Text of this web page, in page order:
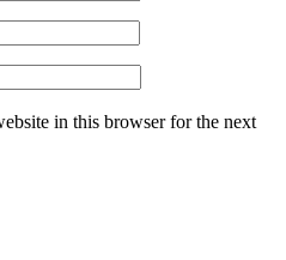
in this browser for the next